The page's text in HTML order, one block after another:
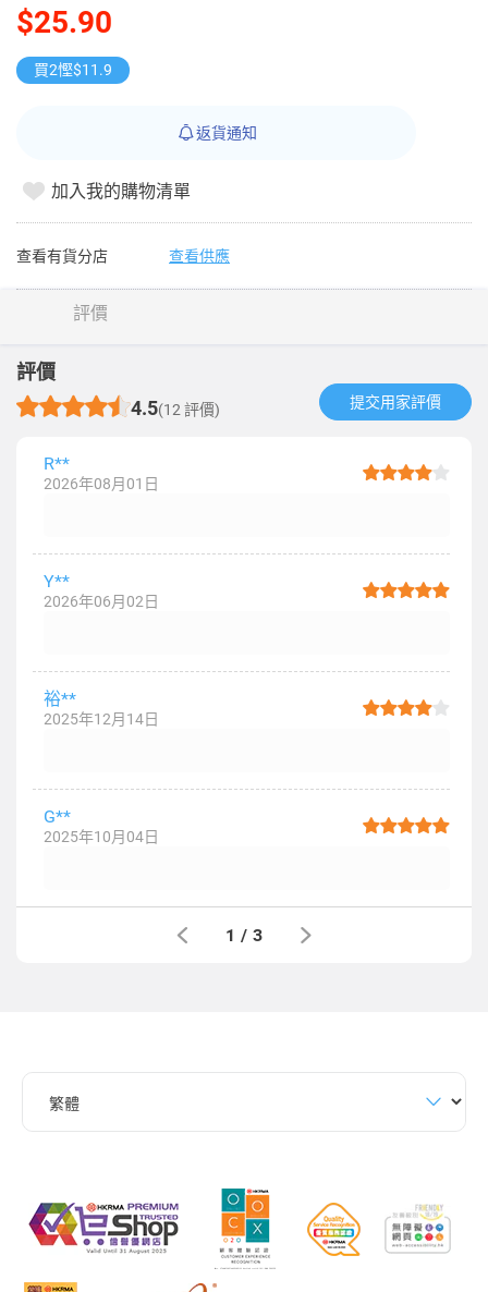
$25.90
買2慳$11.9
返貨通知
加入我的購物清單
查看有貨分店 查看供應
評價
評價
4.5(12 評價) 提交用家評價​
R**
2026年08月01日
Y**
2026年06月02日
裕**
2025年12月14日
G**
2025年10月04日
1 / 3